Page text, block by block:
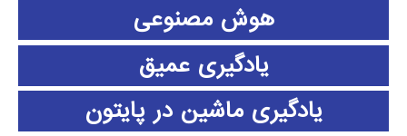
هوش مصنوعی
یادگیری عمیق
یادگیری ماشین در پایتون